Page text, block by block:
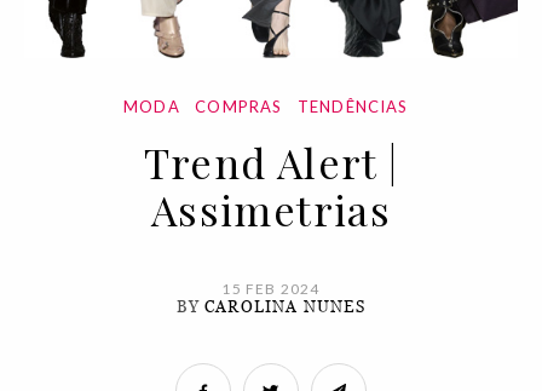
MODA COMPRAS TENDÊNCIAS
Trend Alert |
Assimetrias
15 FEB 2024
BYCAROLINA NUNES